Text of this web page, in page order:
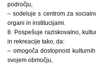
področju,
– sodeluje s centrom za
organi in institucijami.
8. Pospešuje raziskovalno,
in rekreacije tako, da:
– omogoča dostopnost
svojem območju,